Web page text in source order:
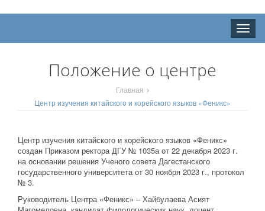
Toggle
Положение о центре
Главная
Центр изучения китайского и корейского языков «Феникс»
Центр изучения китайского и корейского языков «Феникс»
создан Приказом ректора ДГУ № 1035а от 22 декабря 2023 г.
на основании решения Ученого совета Дагестанского
государственного университета от 30 ноября 2023 г., протокол
№ 3.
Руководитель Центра «Феникс» – Хайбулаева Асият